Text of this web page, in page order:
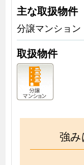
主な取扱物件
分譲マンショ
取扱物件
強み